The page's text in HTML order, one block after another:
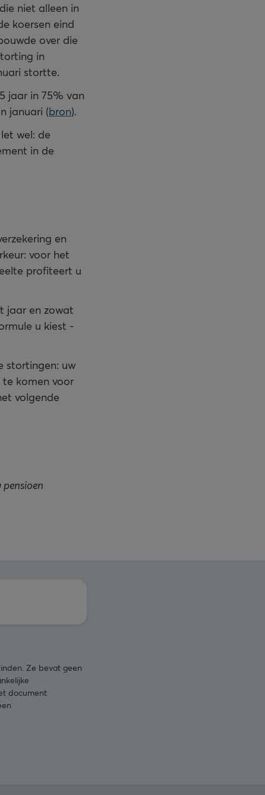
niet alleen in
koersen eind
over die
in
stortte.
jaar in 75% van
januari (bron).
wel: de
in de
en
voor het
profiteert u
jaar en zowat
u kiest -
stortingen: uw
komen voor
volgende
Ze bevat geen
document